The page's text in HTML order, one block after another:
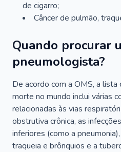
de cigarro;
Câncer de pulmão,
Quando procurar
pneumologista?
De acordo com a OMS, a
morte no mundo inclui várias
relacionadas às vias
obstrutiva crônica, as
inferiores (como a
traqueia e brônquios e a